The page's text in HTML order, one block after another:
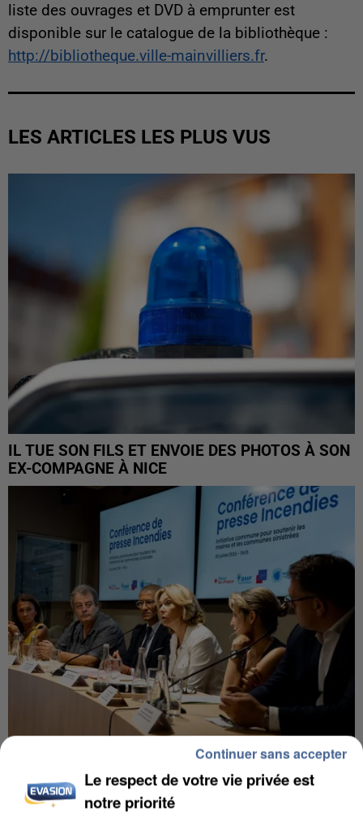
liste des ouvrages et DVD à emprunter est
disponible sur le catalogue de la bibliothèque :
http://bibliotheque.ville-mainvilliers.fr.
LES ARTICLES LES PLUS VUS
IL TUE SON FILS ET ENVOIE DES PHOTOS À SON
EX-COMPAGNE À NICE
INCENDIES : L’ÎLE-DE-FRANCE LANCE UN ÉLAN
DE SOLIDARITÉ AVEC LES...
Le respect de votre vie privée est
notre priorité
Continuer sans accepter